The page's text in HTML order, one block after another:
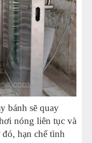
bánh sẽ quay
nóng liên tục và
hạn chế tình